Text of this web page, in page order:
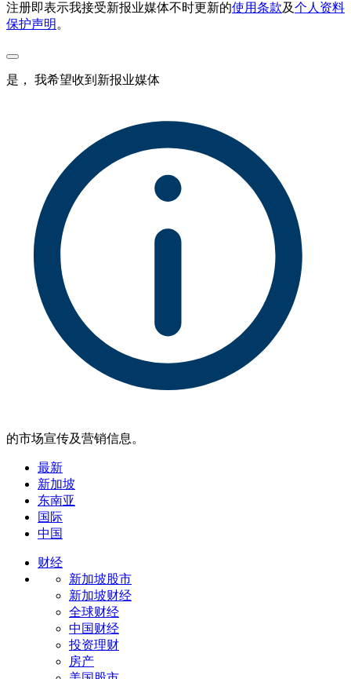
注册即表示我接受新报业媒体不时更新的使用条款及个人资料
保护声明 。
是， 我希望收到新报业媒体
的市场宣传及营销信息。
最新
新加坡
东南亚
国际
中国
财经
新加坡股市
新加坡财经
全球财经
中国财经
投资理财
房产